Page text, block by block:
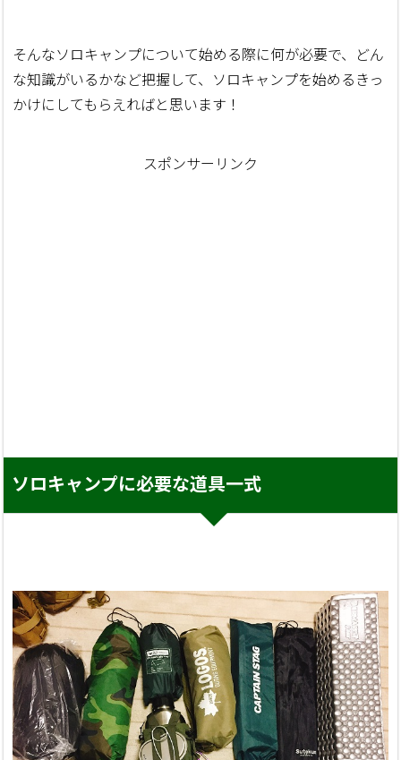
そんなソロキャンプについて始める際に何が必要で、どん
な知識がいるかなど把握して、ソロキャンプを始めるきっ
かけにしてもらえればと思います！
スポンサーリンク
ソロキャンプに必要な道具一式